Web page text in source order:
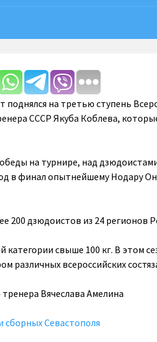
поднялся на третью ступень
СССР Якуба Коблева,
на турнире, над
в финал опытнейшему Нодару
200 дзюдоистов из 24 регионов
категории свыше 100 кг. В этом
различных всероссийских
Вячеслава Амелина
Севастополя